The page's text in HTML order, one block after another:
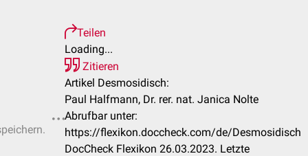
Teilen
Loading...
Zitieren
Artikel Desmosidisch:
Paul Halfmann, Dr. rer. nat. Janica Nolte
Abrufbar unter:
https://flexikon.doccheck.com/de/Desmosidisch
DocCheck Flexikon 26.03.2023. Letzte